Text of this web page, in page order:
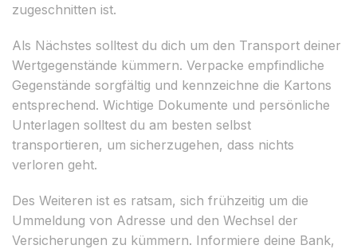
zugeschnitten ist.
Als Nächstes solltest du dich um den Transport deiner
Wertgegenstände kümmern. Verpacke empfindliche
Gegenstände sorgfältig und kennzeichne die Kartons
entsprechend. Wichtige Dokumente und persönliche
Unterlagen solltest du am besten selbst
transportieren, um sicherzugehen, dass nichts
verloren geht.
Des Weiteren ist es ratsam, sich frühzeitig um die
Ummeldung von Adresse und den Wechsel der
Versicherungen zu kümmern. Informiere deine Bank,